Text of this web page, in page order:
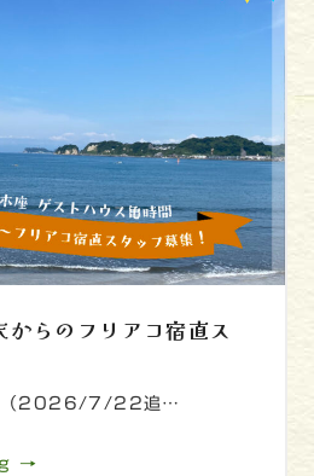
からのフリアコ宿直ス
（2026/7/22追…
→